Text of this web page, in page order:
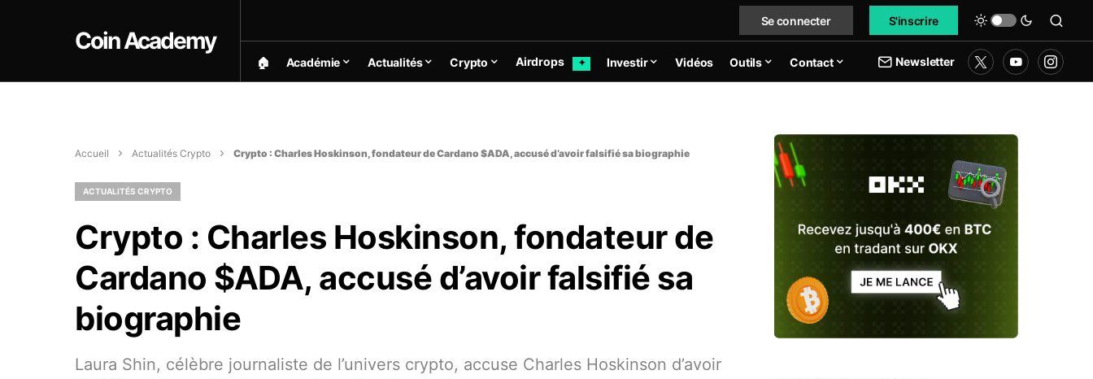
Coin Academy
Se connecter S'inscrire
🏠︎ Académie Actualités Crypto Airdrops ✦ Investir Vidéos Outils Contact Newsletter
Accueil Actualités Crypto Crypto : Charles Hoskinson, fondateur de Cardano $ADA, accusé d’avoir falsifié sa biographie
ACTUALITÉS CRYPTO
Crypto : Charles Hoskinson, fondateur de
Cardano $ADA, accusé d’avoir falsifié sa
biographie
Laura Shin, célèbre journaliste de l’univers crypto, accuse Charles Hoskinson d’avoir